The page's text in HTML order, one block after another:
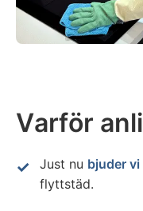
Varför
Just nu bjuder
flyttstäd.